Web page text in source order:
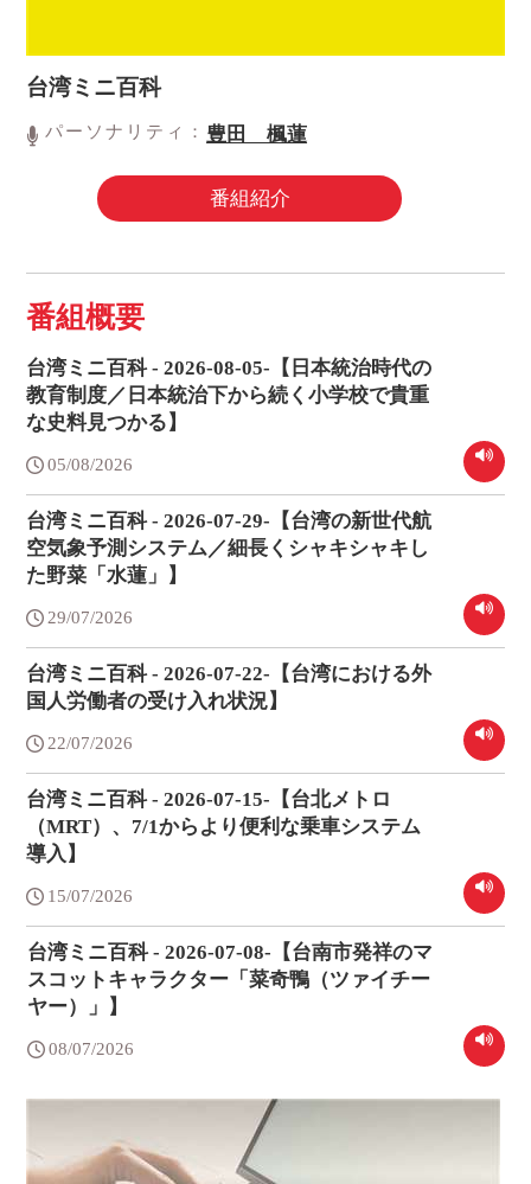
台湾ミニ百科
パーソナリティ： 豊田 楓蓮
番組紹介
番組概要
台湾ミニ百科 - 2026-08-05-【日本統治時代の
教育制度／日本統治下から続く小学校で貴重
な史料見つかる】
05/08/2026
台湾ミニ百科 - 2026-07-29-【台湾の新世代航
空気象予測システム／細長くシャキシャキし
た野菜「水蓮」】
29/07/2026
台湾ミニ百科 - 2026-07-22-【台湾における外
国人労働者の受け入れ状況】
22/07/2026
台湾ミニ百科 - 2026-07-15-【台北メトロ
（MRT）、7/1からより便利な乗車システム
導入】
15/07/2026
台湾ミニ百科 - 2026-07-08-【台南市発祥のマ
スコットキャラクター「菜奇鴨（ツァイチー
ヤー）」】
08/07/2026